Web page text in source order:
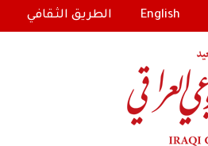
English الطريق الثقافي